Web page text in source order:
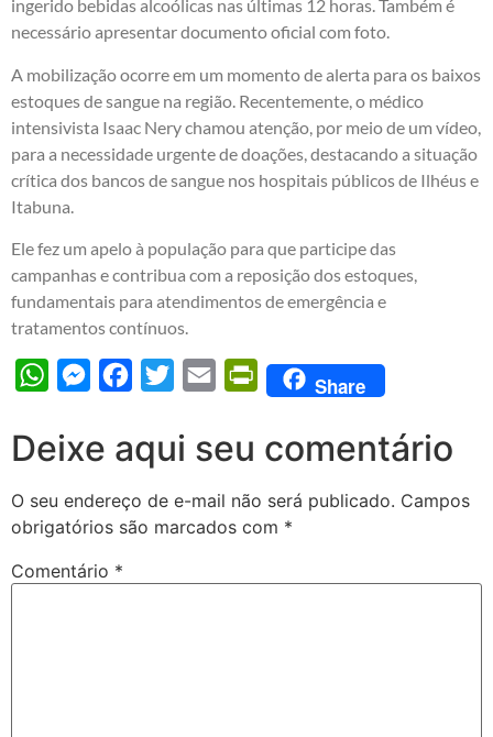
ingerido bebidas alcoólicas nas últimas 12 horas. Também é
necessário apresentar documento oficial com foto.
A mobilização ocorre em um momento de alerta para os baixos
estoques de sangue na região. Recentemente, o médico
intensivista Isaac Nery chamou atenção, por meio de um vídeo,
para a necessidade urgente de doações, destacando a situação
crítica dos bancos de sangue nos hospitais públicos de Ilhéus e
Itabuna.
Ele fez um apelo à população para que participe das
campanhas e contribua com a reposição dos estoques,
fundamentais para atendimentos de emergência e
tratamentos contínuos.
WhatsAppMessengerFacebook
Twitter Email PrintFriendly
Share
Deixe aqui seu comentário
O seu endereço de e-mail não será publicado. Campos
obrigatórios são marcados com *
Comentário *